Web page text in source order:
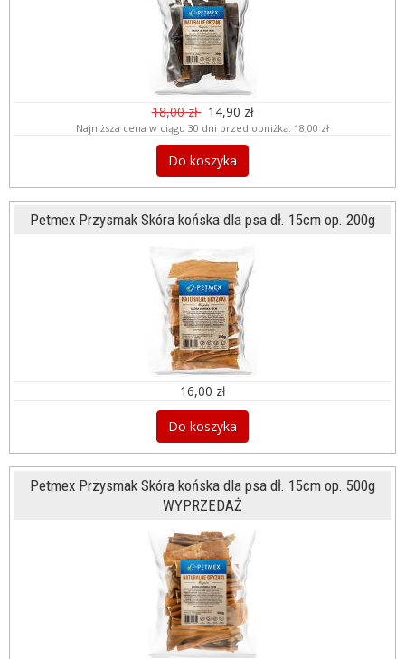
18,00 zł 14,90 zł
Najniższa cena w ciągu 30 dni przed obniżką: 18,00 zł
Do koszyka
Petmex Przysmak Skóra końska dla psa dł. 15cm op. 200g
16,00 zł
Do koszyka
Petmex Przysmak Skóra końska dla psa dł. 15cm op. 500g
WYPRZEDAŻ